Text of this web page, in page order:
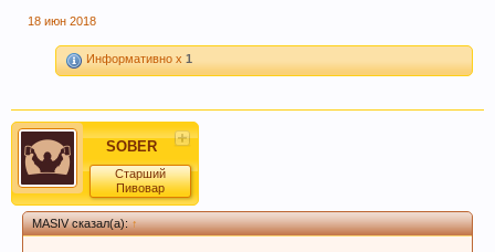
найти ответ на него, если такой вопрос уже
поднимался на обсуждение.
Уважаемые пивовары, при прочтении
18 июн 2018
Информативно x 1
SOBER
Старший
Пивовар
MASIV сказал(а):↑